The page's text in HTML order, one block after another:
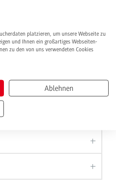
platzieren, um unsere Webseite zu
und Ihnen ein großartiges Webseiten-
zu den von uns verwendeten Cookies
Ablehnen